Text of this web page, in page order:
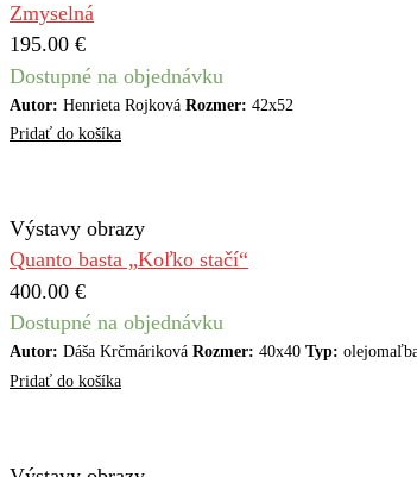
Zmyselná
195.00 €
Dostupné na objednávku
Autor: Henrieta Rojková Rozmer: 42x52
Pridať do košíka
Výstavy obrazy
Quanto basta „Koľko stačí“
400.00 €
Dostupné na objednávku
Autor: Dáša Krčmáriková Rozmer: 40x40 Typ:
Pridať do košíka